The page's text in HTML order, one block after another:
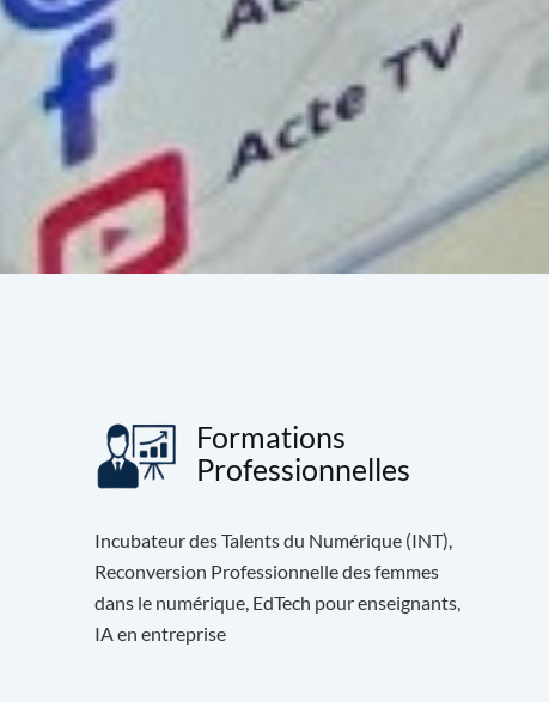
Formations
Professionnelles
Incubateur des Talents du Numérique (INT),
Reconversion Professionnelle des femmes
dans le numérique, EdTech pour enseignants,
IA en entreprise